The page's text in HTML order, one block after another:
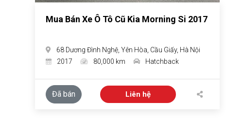
Mua Bán Xe Ô Tô Cũ Kia Morning Si 2017
68 Dương Đình Nghệ, Yên Hòa, Cầu Giấy, Hà Nội
2017
80,000 km Hatchback
Đã bán Liên hệ